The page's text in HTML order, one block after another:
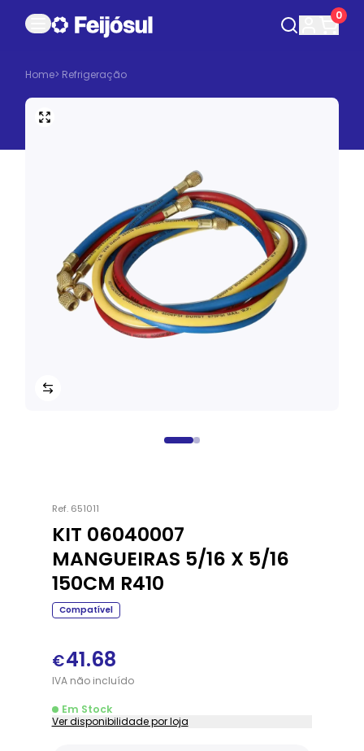
0
Home> Refrigeração
Ref. 651011
KIT 06040007
MANGUEIRAS 5/16 X 5/16
150CM R410
Compatível
€41.68
IVAnãoincluído
Em Stock
Ver disponibilidade por loja